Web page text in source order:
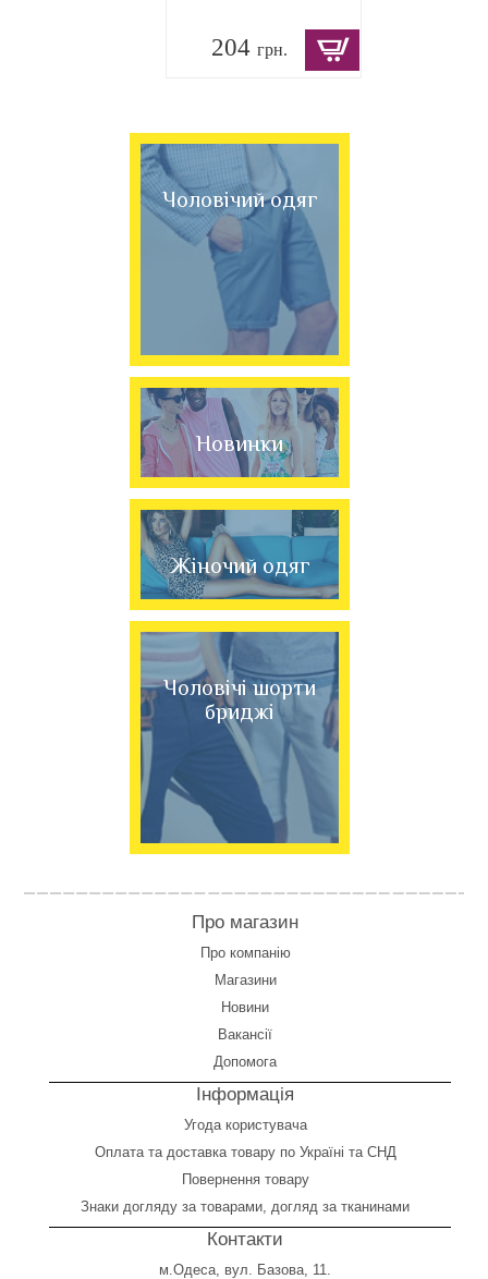
204 грн.
Чоловічий одяг
Новинки
Жіночий одяг
Чоловічі шорти
бриджі
Про магазин
Про компанію
Магазини
Новини
Вакансії
Допомога
Інформація
Угода користувача
Оплата та доставка товару по Україні та СНД
Повернення товару
Знаки догляду за товарами, догляд за тканинами
Контакти
м.Одеса, вул. Базова, 11.